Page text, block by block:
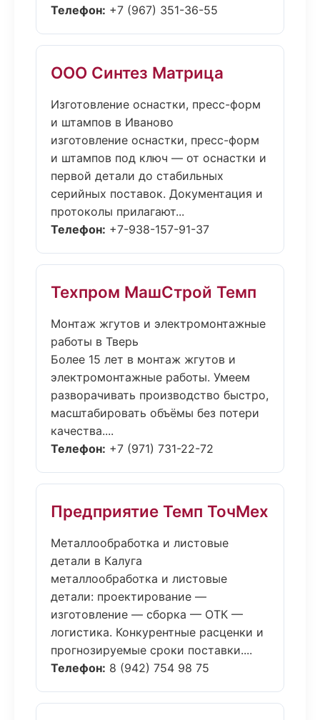
Телефон: +7 (967) 351-36-55
ООО Синтез Матрица
Изготовление оснастки, пресс-форм
и штампов в Иваново
изготовление оснастки, пресс-форм
и штампов под ключ — от оснастки и
первой детали до стабильных
серийных поставок. Документация и
протоколы прилагают...
Телефон: +7-938-157-91-37
Техпром МашСтрой Темп
Монтаж жгутов и электромонтажные
работы в Тверь
Более 15 лет в монтаж жгутов и
электромонтажные работы. Умеем
разворачивать производство быстро,
масштабировать объёмы без потери
качества....
Телефон: +7 (971) 731-22-72
Предприятие Темп ТочМех
Металлообработка и листовые
детали в Калуга
металлообработка и листовые
детали: проектирование —
изготовление — сборка — ОТК —
логистика. Конкурентные расценки и
прогнозируемые сроки поставки....
Телефон: 8 (942) 754 98 75